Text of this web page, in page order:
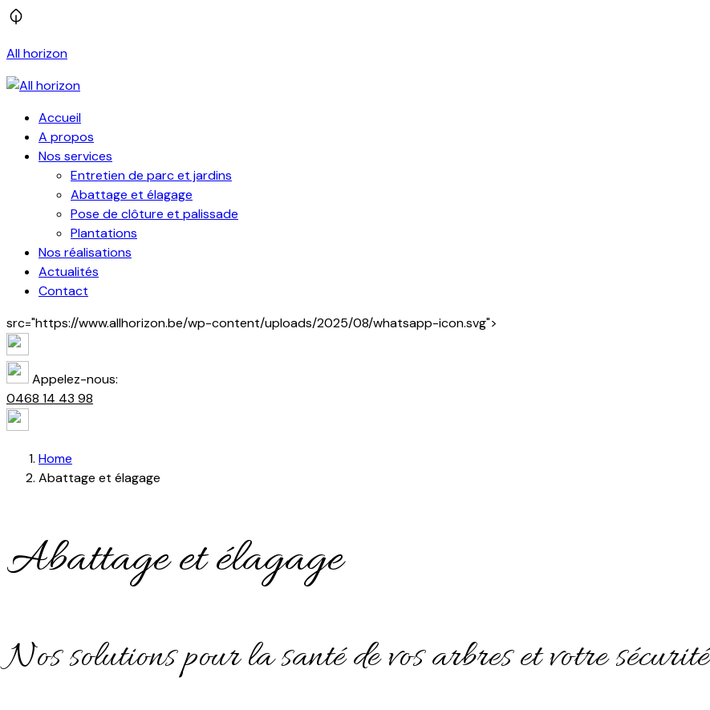
All horizon
Accueil
A propos
Nos services
Entretien de parc et jardins
Abattage et élagage
Pose de clôture et palissade
Plantations
Nos réalisations
Actualités
Contact
src="https://www.allhorizon.be/wp-content/uploads/2025/08/whatsapp-icon.svg">
Appelez-nous:
0468 14 43 98
Home
Abattage et élagage
Abattage et élagage
Nos solutions pour la santé de vos arbres et votre sécurité